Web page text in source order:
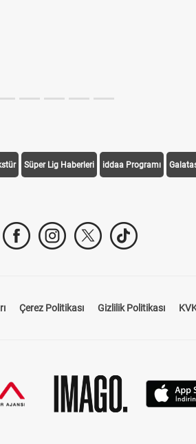
Süper Lig Haberleri iddaa Programı
Çerez Politikası Gizlilik Politikası